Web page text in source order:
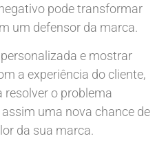
pode transformar
um defensor da marca.
e mostrar
a experiência do cliente,
resolver o problema
uma nova chance de
da sua marca.